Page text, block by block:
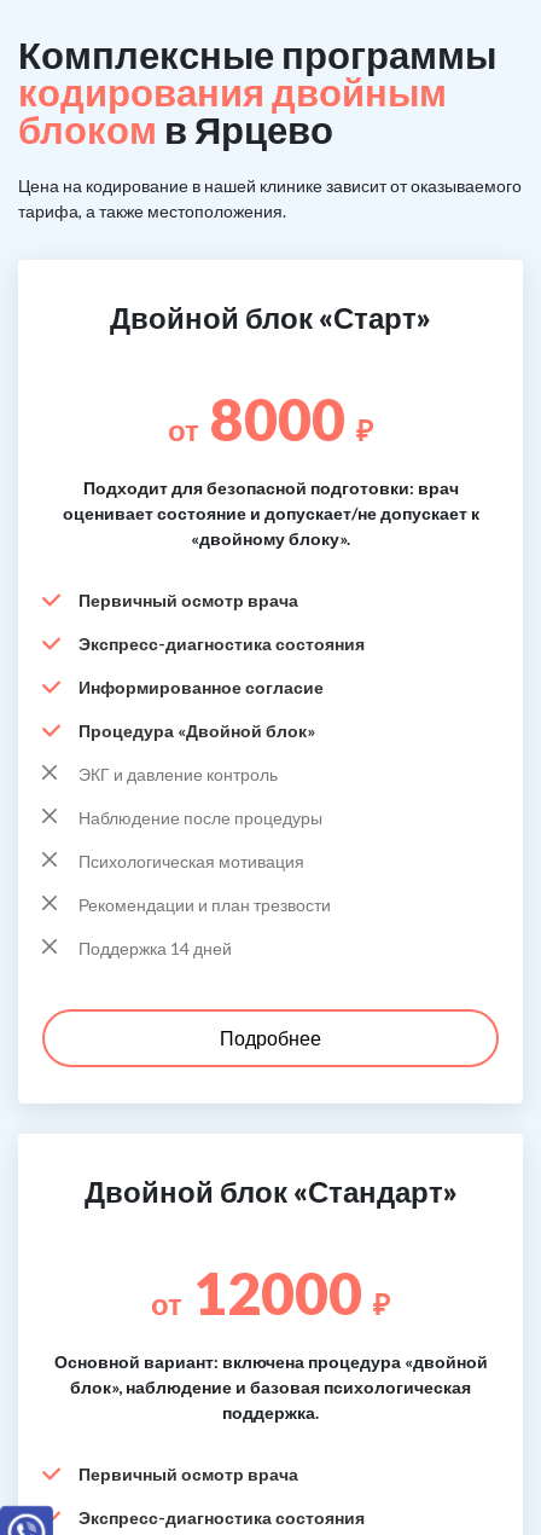
Комплексные программы
кодирования двойным
блоком в Ярцево
Цена на кодирование в нашей клинике зависит от оказываемого
тарифа, а также местоположения.
Двойной блок «Старт»
от 8000 ₽
Подходит для безопасной подготовки: врач
оценивает состояние и допускает/не допускает к
«двойному блоку».
Первичный осмотр врача
Экспресс-диагностика состояния
Информированное согласие
Процедура «Двойной блок»
ЭКГ и давление контроль
Наблюдение после процедуры
Психологическая мотивация
Рекомендации и план трезвости
Поддержка 14 дней
Подробнее
Двойной блок «Стандарт»
от 12000 ₽
Основной вариант: включена процедура «двойной
блок», наблюдение и базовая психологическая
поддержка.
Первичный осмотр врача
Экспресс-диагностика состояния